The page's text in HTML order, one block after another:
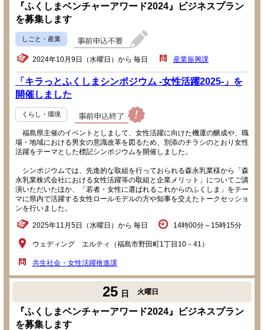
『ふくしまベンチャーアワード2024』ビジネスプラン
を募集します
しごと・産業
2024年10月9日（水曜日）から 毎日 産業振興課
「キラっとふくしまシンポジウム -女性活躍2025-」を
開催しました
くらし・環境
福島県主催のイベントとしまして、女性活躍に向けた機運の醸成や、職
場・地域における男女の意識改革を図るため、別添のチラシのとおり女性
活躍をテーマとした標記シンポジウムを開催しました。
シンポジウムでは、先進的な取組を行っておられる森永乳業様から「森
永乳業株式会社における女性活躍等の取組と企業メリット」についてご講
演いただいたほか、「若者・女性に選ばれるこれからのふくしま」をテー
マに県内で活躍する女性ロールモデルの方や知事を交えたトークセッショ
ンを行いました。
2025年11月5日（水曜日）から 毎日 14時00分～15時15分
ウェディング エルティ（福島市野田町1丁目10－41）
共生社会・女性活躍推進課
25 日 火曜日
『ふくしまベンチャーアワード2024』ビジネスプラン
を募集します